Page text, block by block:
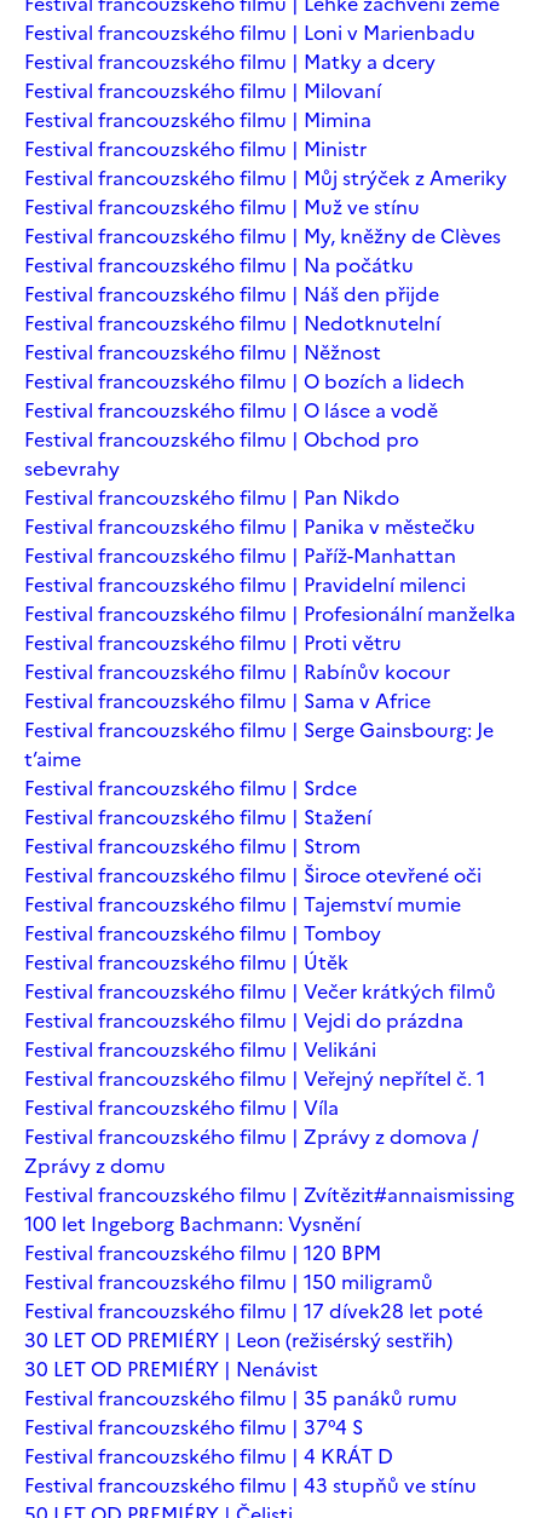
Festival francouzského filmu | Loni v Marienbadu
Festival francouzského filmu | Matky a dcery
Festival francouzského filmu | Milovaní
Festival francouzského filmu | Mimina
Festival francouzského filmu | Ministr
Festival francouzského filmu | Můj strýček z Ameriky
Festival francouzského filmu | Muž ve stínu
Festival francouzského filmu | My, kněžny de Clèves
Festival francouzského filmu | Na počátku
Festival francouzského filmu | Náš den přijde
Festival francouzského filmu | Nedotknutelní
Festival francouzského filmu | Něžnost
Festival francouzského filmu | O bozích a lidech
Festival francouzského filmu | O lásce a vodě
Festival francouzského filmu | Obchod pro
sebevrahy
Festival francouzského filmu | Pan Nikdo
Festival francouzského filmu | Panika v městečku
Festival francouzského filmu | Paříž-Manhattan
Festival francouzského filmu | Pravidelní milenci
Festival francouzského filmu | Profesionální manželka
Festival francouzského filmu | Proti větru
Festival francouzského filmu | Rabínův kocour
Festival francouzského filmu | Sama v Africe
Festival francouzského filmu | Serge Gainsbourg: Je
t’aime
Festival francouzského filmu | Srdce
Festival francouzského filmu | Stažení
Festival francouzského filmu | Strom
Festival francouzského filmu | Široce otevřené oči
Festival francouzského filmu | Tajemství mumie
Festival francouzského filmu | Tomboy
Festival francouzského filmu | Útěk
Festival francouzského filmu | Večer krátkých filmů
Festival francouzského filmu | Vejdi do prázdna
Festival francouzského filmu | Velikáni
Festival francouzského filmu | Veřejný nepřítel č. 1
Festival francouzského filmu | Víla
Festival francouzského filmu | Zprávy z domova /
Zprávy z domu
Festival francouzského filmu | Zvítězit#annaismissing
100 let Ingeborg Bachmann: Vysnění
Festival francouzského filmu | 120 BPM
Festival francouzského filmu | 150 miligramů
Festival francouzského filmu | 17 dívek28 let poté
30 LET OD PREMIÉRY | Leon (režisérský sestřih)
30 LET OD PREMIÉRY | Nenávist
Festival francouzského filmu | 35 panáků rumu
Festival francouzského filmu | 37°4 S
Festival francouzského filmu | 4 KRÁT D
Festival francouzského filmu | 43 stupňů ve stínu